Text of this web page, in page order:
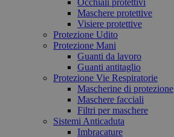
Occhiali protettivi
Maschere protettive
Visiere protettive
Protezione Udito
Protezione Mani
Guanti da lavoro
Guanti antitaglio
Protezione Vie Respiratorie
Mascherine di protezione
Maschere facciali
Filtri per maschere
Sistemi Anticaduta
Imbracature